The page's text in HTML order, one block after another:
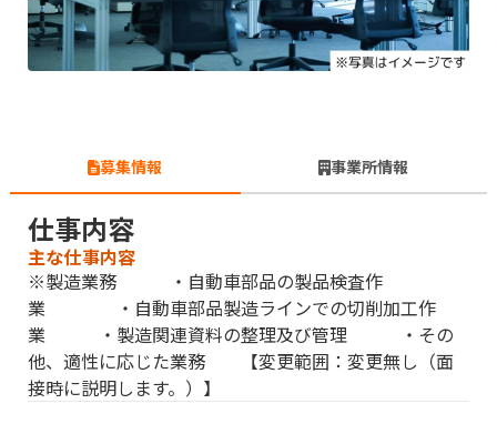
募集情報 事業所情報
仕事内容
主な仕事内容
※製造業務 ・自動車部品の製品検査作
業 ・自動車部品製造ラインでの切削加工作
業 ・製造関連資料の整理及び管理 ・その
他、適性に応じた業務 【変更範囲：変更無し（面
接時に説明します。）】